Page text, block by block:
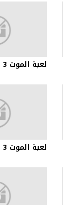
لعبة الموت 3 - الحلقة 28
لعبة الموت 3 - الحلقة 25